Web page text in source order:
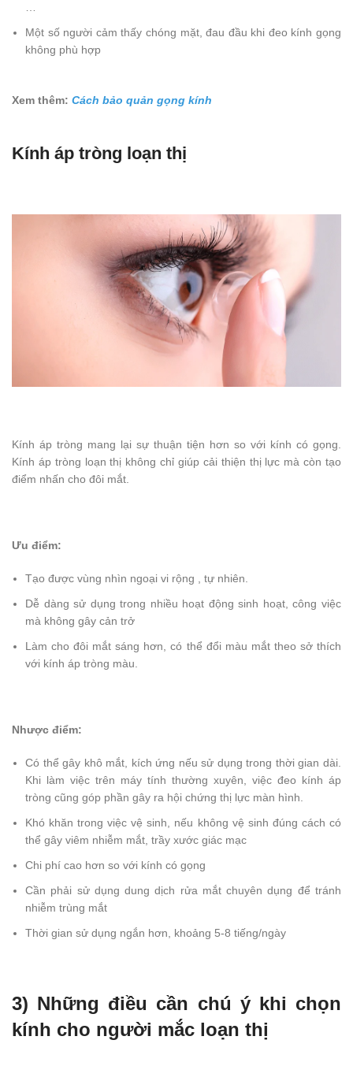
Một số người cảm thấy chóng mặt, đau đầu khi đeo kính gọng
không phù hợp
Xem thêm: Cách bảo quản gọng kính
Kính áp tròng loạn thị
Kính áp tròng mang lại sự thuận tiện hơn so với kính có gọng.
Kính áp tròng loạn thị không chỉ giúp cải thiện thị lực mà còn tạo
điểm nhấn cho đôi mắt.
Ưu điểm:
Tạo được vùng nhìn ngoại vi rộng , tự nhiên.
Dễ dàng sử dụng trong nhiều hoạt động sinh hoạt, công việc
mà không gây cản trở
Làm cho đôi mắt sáng hơn, có thể đổi màu mắt theo sở thích
với kính áp tròng màu.
Nhược điểm:
Có thể gây khô mắt, kích ứng nếu sử dụng trong thời gian dài.
Khi làm việc trên máy tính thường xuyên, việc đeo kính áp
tròng cũng góp phần gây ra hội chứng thị lực màn hình.
Khó khăn trong việc vệ sinh, nếu không vệ sinh đúng cách có
thể gây viêm nhiễm mắt, trầy xước giác mạc
Chi phí cao hơn so với kính có gọng
Cần phải sử dụng dung dịch rửa mắt chuyên dụng để tránh
nhiễm trùng mắt
Thời gian sử dụng ngắn hơn, khoảng 5-8 tiếng/ngày
3) Những điều cần chú ý khi chọn
kính cho người mắc loạn thị